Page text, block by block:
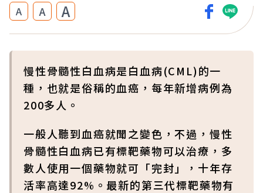
A A A
慢性骨髓性白血病是白血病(CML)的一
種，也就是俗稱的血癌，每年新增病例為
200多人。
一般人聽到血癌就聞之變色，不過，慢性
骨髓性白血病已有標靶藥物可以治療，多
數人使用一個藥物就可「完封」，十年存
活率高達92%。最新的第三代標靶藥物有